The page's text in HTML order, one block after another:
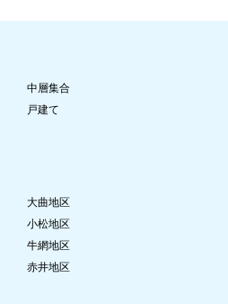
中層集合
戸建て
大曲地区
小松地区
牛網地区
赤井地区